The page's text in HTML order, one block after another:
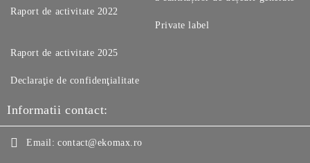
Raport de activitate 2022
Private label
Raport de activitate 2025
Declaraţie de confidenţialitate
Informatii contact:
Email: contact@ekomax.ro